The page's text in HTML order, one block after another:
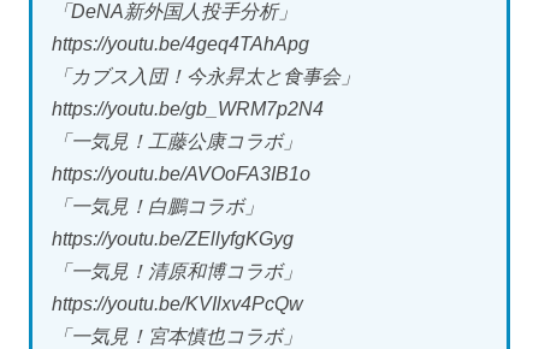
「DeNA新外国人投手分析」
https://youtu.be/4geq4TAhApg
「カブス入団！今永昇太と食事会」
https://youtu.be/gb_WRM7p2N4
「一気見！工藤公康コラボ」
https://youtu.be/AVOoFA3IB1o
「一気見！白鵬コラボ」
https://youtu.be/ZEllyfgKGyg
「一気見！清原和博コラボ」
https://youtu.be/KVIlxv4PcQw
「一気見！宮本慎也コラボ」